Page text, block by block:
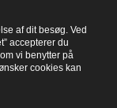
af dit besøg. Ved
accepterer du
vi benytter på
cookies kan